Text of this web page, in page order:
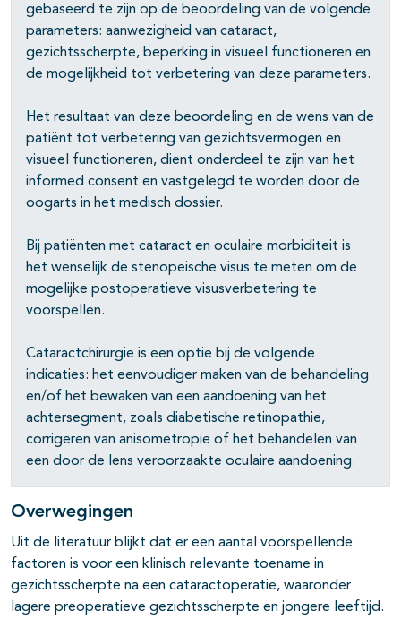
gebaseerd te zijn op de beoordeling van de volgende
parameters: aanwezigheid van cataract,
gezichtsscherpte, beperking in visueel functioneren en
de mogelijkheid tot verbetering van deze parameters.
Het resultaat van deze beoordeling en de wens van de
patiënt tot verbetering van gezichtsvermogen en
visueel functioneren, dient onderdeel te zijn van het
informed consent en vastgelegd te worden door de
oogarts in het medisch dossier.
Bij patiënten met cataract en oculaire morbiditeit is
het wenselijk de stenopeische visus te meten om de
mogelijke postoperatieve visusverbetering te
voorspellen.
Cataractchirurgie is een optie bij de volgende
indicaties: het eenvoudiger maken van de behandeling
en/of het bewaken van een aandoening van het
achtersegment, zoals diabetische retinopathie,
corrigeren van anisometropie of het behandelen van
een door de lens veroorzaakte oculaire aandoening.
Overwegingen
Uit de literatuur blijkt dat er een aantal voorspellende
factoren is voor een klinisch relevante toename in
gezichtsscherpte na een cataractoperatie, waaronder
lagere preoperatieve gezichtsscherpte en jongere leeftijd.